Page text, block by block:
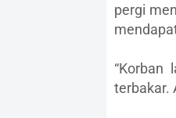
pergi
“Korban
terbakar.